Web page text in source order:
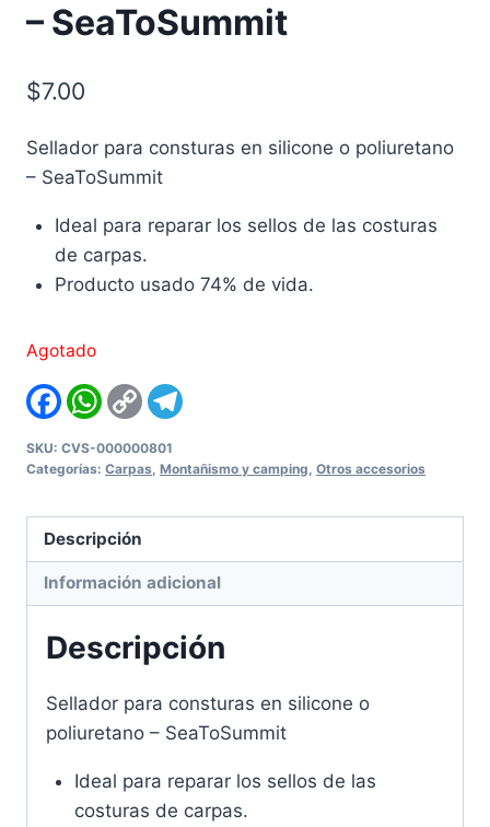
– SeaToSummit
$7.00
Sellador para consturas en silicone o poliuretano
– SeaToSummit
Ideal para reparar los sellos de las costuras
de carpas.
Producto usado 74% de vida.
Agotado
FacebookWhatsApp
Copy
Link
SKU: CVS-000000801
Categorías: Carpas, Montañismo y camping, Otros accesorios
Descripción
Información adicional
Descripción
Sellador para consturas en silicone o
poliuretano – SeaToSummit
Ideal para reparar los sellos de las
costuras de carpas.